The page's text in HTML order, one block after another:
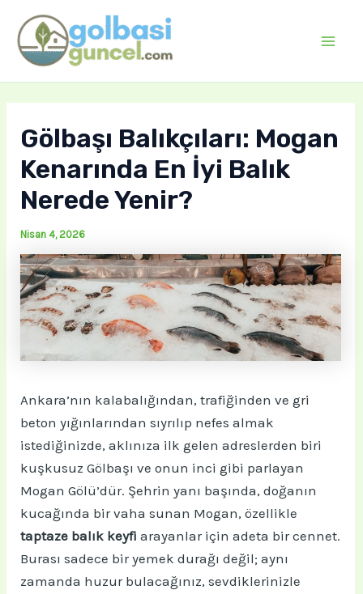
İçeriğe
atla
Gölbaşı Balıkçıları: Mogan
Kenarında En İyi Balık
Nerede Yenir?
Nisan 4, 2026
Ankara’nın kalabalığından, trafiğinden ve gri
beton yığınlarından sıyrılıp nefes almak
istediğinizde, aklınıza ilk gelen adreslerden biri
kuşkusuz Gölbaşı ve onun inci gibi parlayan
Mogan Gölü’dür. Şehrin yanı başında, doğanın
kucağında bir vaha sunan Mogan, özellikle
taptaze balık keyfi arayanlar için adeta bir cennet.
Burası sadece bir yemek durağı değil; aynı
zamanda huzur bulacağınız, sevdiklerinizle